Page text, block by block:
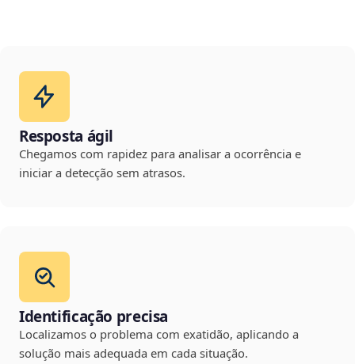
Resposta ágil
Chegamos com rapidez para analisar a ocorrência e
iniciar a detecção sem atrasos.
Identificação precisa
Localizamos o problema com exatidão, aplicando a
solução mais adequada em cada situação.